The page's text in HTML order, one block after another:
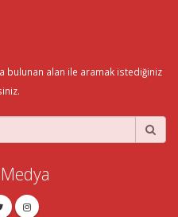
bulunan alan ile aramak istediğiniz